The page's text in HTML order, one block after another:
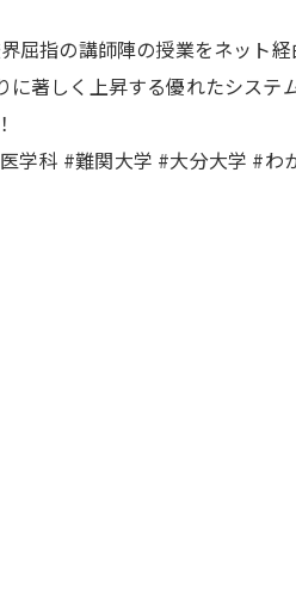
屈指の講師陣の授業をネット
著しく上昇する優れたシステ
学科 #難関大学 #大分大学 #わ